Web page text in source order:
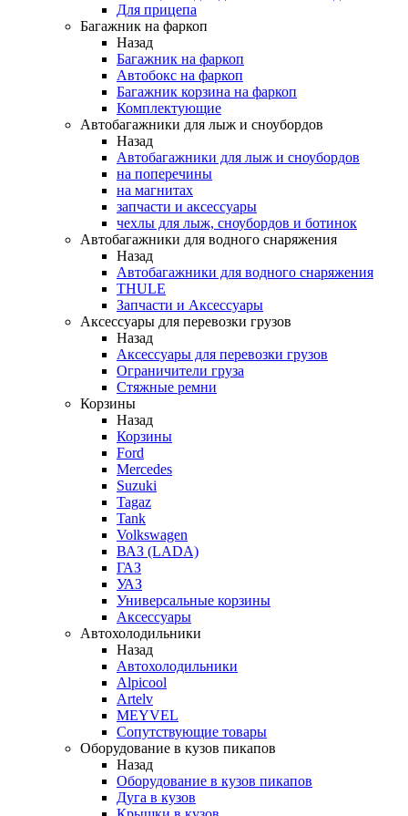
Для прицепа
Багажник на фаркоп
Назад
Багажник на фаркоп
Автобокс на фаркоп
Багажник корзина на фаркоп
Комплектующие
Автобагажники для лыж и сноубордов
Назад
Автобагажники для лыж и сноубордов
на поперечины
на магнитах
запчасти и аксессуары
чехлы для лыж, сноубордов и ботинок
Автобагажники для водного снаряжения
Назад
Автобагажники для водного снаряжения
THULE
Запчасти и Аксессуары
Аксессуары для перевозки грузов
Назад
Аксессуары для перевозки грузов
Ограничители груза
Стяжные ремни
Корзины
Назад
Корзины
Ford
Mercedes
Suzuki
Tagaz
Tank
Volkswagen
ВАЗ (LADA)
ГАЗ
УАЗ
Универсальные корзины
Аксессуары
Автохолодильники
Назад
Автохолодильники
Alpicool
Artelv
MEYVEL
Сопутствующие товары
Оборудование в кузов пикапов
Назад
Оборудование в кузов пикапов
Дуга в кузов